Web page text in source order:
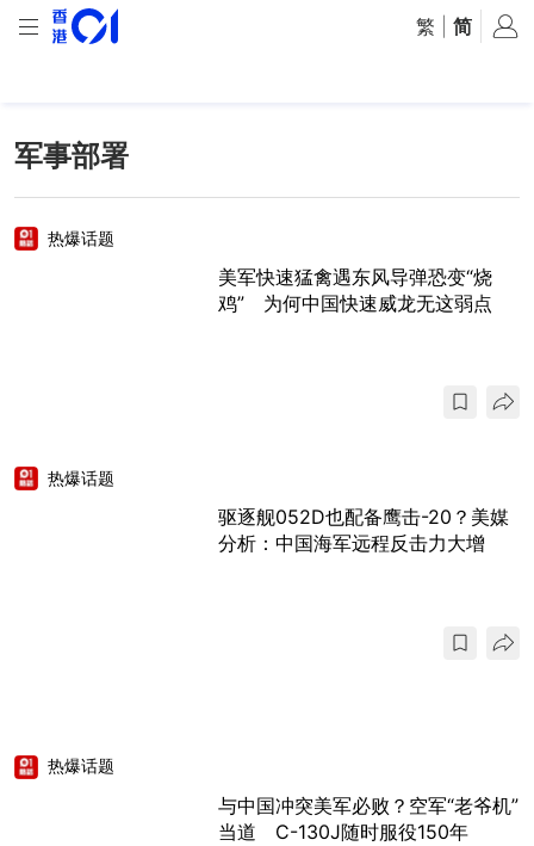
繁 简
军事部署
热爆话题
美军快速猛禽遇东风导弹恐变“烧
鸡” 为何中国快速威龙无这弱点
热爆话题
驱逐舰052D也配备鹰击-20？美媒
分析：中国海军远程反击力大增
热爆话题
与中国冲突美军必败？空军“老爷机”
当道 C-130J随时服役150年